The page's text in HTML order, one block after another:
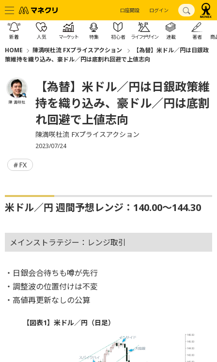
口座開設 ログイン
新着 人気 マーケット 特集 初心者 ライフデザイン 連載 著者 商
HOME 陳満咲杜流 FXプライスアクション
【為替】米ドル／円は日銀政
策維持を織り込み、豪ドル／円は底割れ回避で上値志向
陳 満咲杜
【為替】米ドル／円は日銀政策維
持を織り込み、豪ドル／円は底割
れ回避で上値志向
陳満咲杜流 FXプライスアクション
2023/07/24
FX
米ドル／円 週間予想レンジ：140.00～144.30
メインストラテジー：レンジ取引
・日銀会合待ちも噂が先行
・調整波の位置付けは不変
・高値再更新なしの公算
【図表1】米ドル／円（日足）